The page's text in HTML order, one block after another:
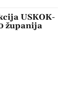
USKOK-
županija